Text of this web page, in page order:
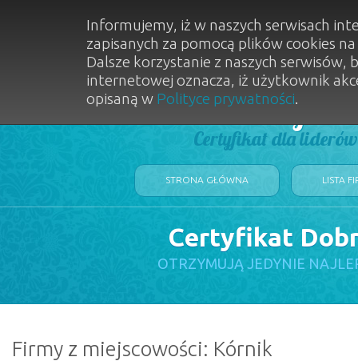
Dobry
Certyfikat dla
STRONA GŁÓWNA LISTA
Certyfikat
OTRZYMUJĄ JEDYNIE
Firmy z miejscowości: Kórnik
Informujemy, iż w naszych serwisach
zapisanych za pomocą plików cookies
Dalsze korzystanie z naszych
internetowej oznacza, iż użytkownik
opisaną w Polityce prywatności.